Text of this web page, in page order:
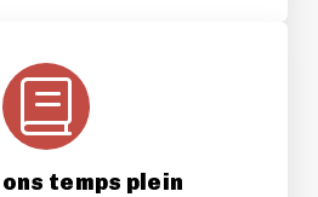
temps plein